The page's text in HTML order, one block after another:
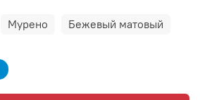
Мурено Бежевый матовый